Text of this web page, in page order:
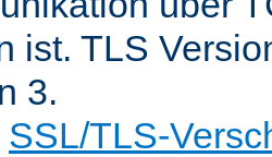
ist. TLS
3.
SSL/TLS-